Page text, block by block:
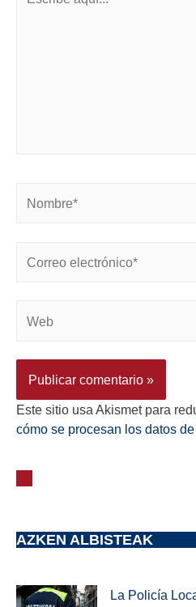
Este sitio usa Akismet para
cómo se procesan los datos
AZKEN ALBISTEAK
La Policía